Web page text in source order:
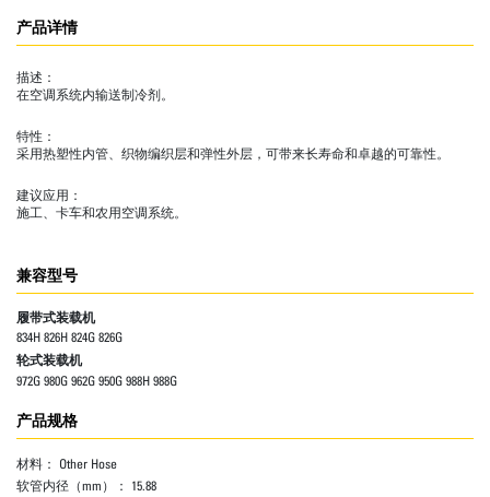
产品详情
描述：
在空调系统内输送制冷剂。
特性：
采用热塑性内管、织物编织层和弹性外层，可带来长寿命和卓越的可靠性。
建议应用：
施工、卡车和农用空调系统。
兼容型号
履带式装载机
834H 826H 824G 826G
轮式装载机
972G 980G 962G 950G 988H 988G
产品规格
材料： Other Hose
软管内径（mm）： 15.88